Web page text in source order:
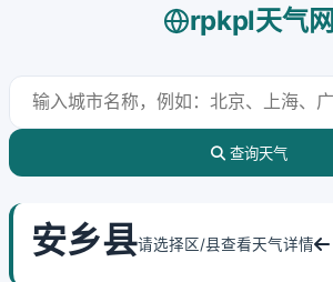
rpkpl天气网
查询天气
安乡县请选择区/县查看天气详情